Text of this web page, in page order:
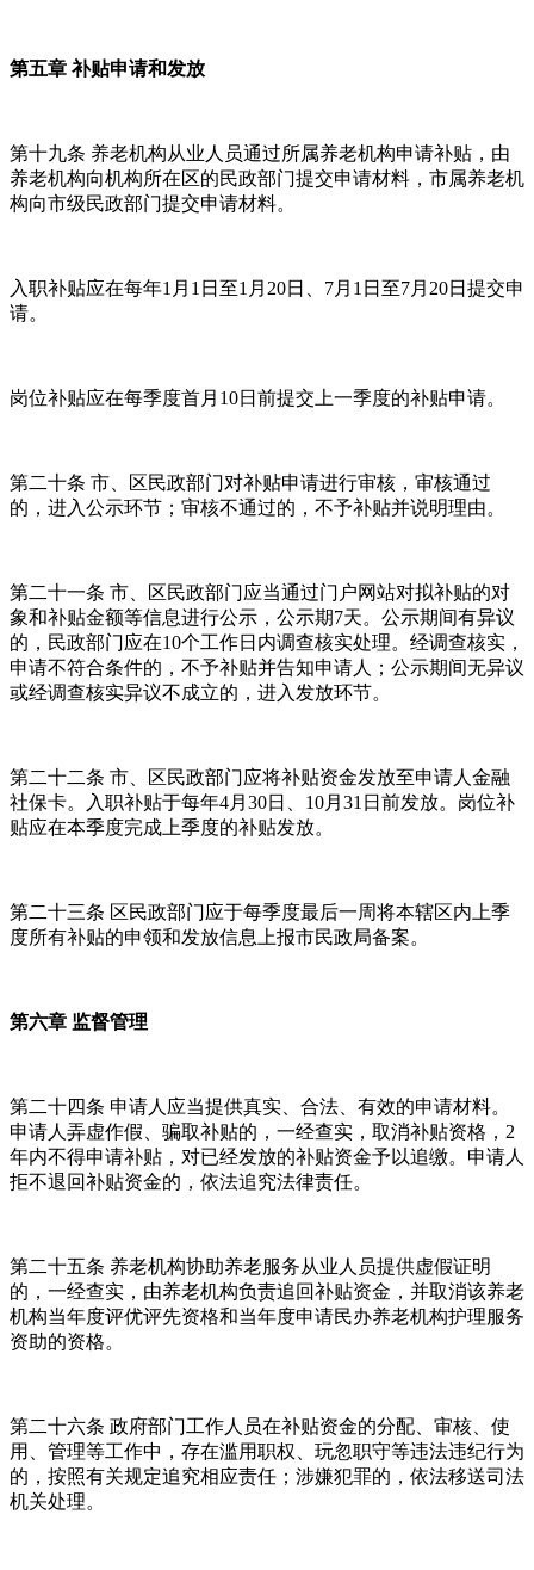
第五章 补贴申请和发放
第十九条 养老机构从业人员通过所属养老机构申请补贴，由
养老机构向机构所在区的民政部门提交申请材料，市属养老机
构向市级民政部门提交申请材料。
入职补贴应在每年1月1日至1月20日、7月1日至7月20日提交申
请。
岗位补贴应在每季度首月10日前提交上一季度的补贴申请。
第二十条 市、区民政部门对补贴申请进行审核，审核通过
的，进入公示环节；审核不通过的，不予补贴并说明理由。
第二十一条 市、区民政部门应当通过门户网站对拟补贴的对
象和补贴金额等信息进行公示，公示期7天。公示期间有异议
的，民政部门应在10个工作日内调查核实处理。经调查核实，
申请不符合条件的，不予补贴并告知申请人；公示期间无异议
或经调查核实异议不成立的，进入发放环节。
第二十二条 市、区民政部门应将补贴资金发放至申请人金融
社保卡。入职补贴于每年4月30日、10月31日前发放。岗位补
贴应在本季度完成上季度的补贴发放。
第二十三条 区民政部门应于每季度最后一周将本辖区内上季
度所有补贴的申领和发放信息上报市民政局备案。
第六章 监督管理
第二十四条 申请人应当提供真实、合法、有效的申请材料。
申请人弄虚作假、骗取补贴的，一经查实，取消补贴资格，2
年内不得申请补贴，对已经发放的补贴资金予以追缴。申请人
拒不退回补贴资金的，依法追究法律责任。
第二十五条 养老机构协助养老服务从业人员提供虚假证明
的，一经查实，由养老机构负责追回补贴资金，并取消该养老
机构当年度评优评先资格和当年度申请民办养老机构护理服务
资助的资格。
第二十六条 政府部门工作人员在补贴资金的分配、审核、使
用、管理等工作中，存在滥用职权、玩忽职守等违法违纪行为
的，按照有关规定追究相应责任；涉嫌犯罪的，依法移送司法
机关处理。